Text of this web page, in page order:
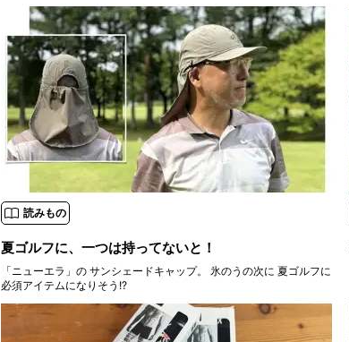
読みもの
夏ゴルフに、一つは持ってないと！
「ニューエラ」の サンシェードキャップ。 氷のうの次に 夏ゴルフに
必須アイテムになりそう!?